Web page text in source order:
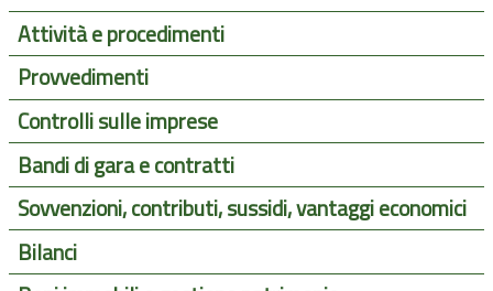
Attività e procedimenti
Provvedimenti
Controlli sulle imprese
Bandi di gara e contratti
Sovvenzioni, contributi, sussidi, vantaggi economici
Bilanci